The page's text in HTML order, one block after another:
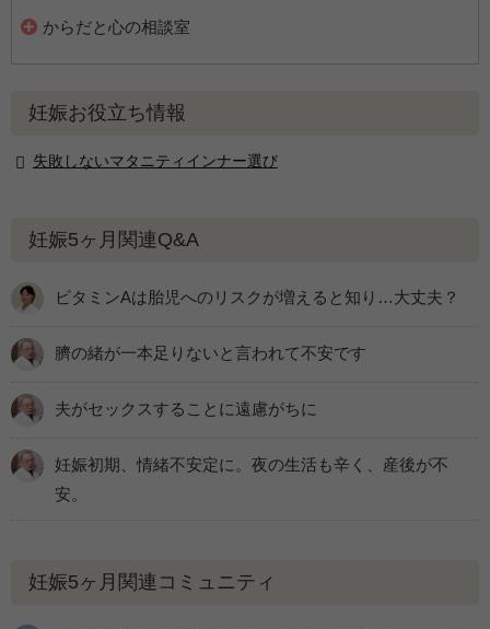
からだと心の相談室
妊娠お役立ち情報
失敗しないマタニティインナー選び
妊娠5ヶ月関連Q&A
ビタミンAは胎児へのリスクが増えると知り…大丈夫？
臍の緒が一本足りないと言われて不安です
夫がセックスすることに遠慮がちに
妊娠初期、情緒不安定に。夜の生活も辛く、産後が不
安。
妊娠5ヶ月関連コミュニティ